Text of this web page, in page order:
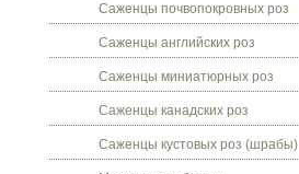
Саженцы почвопокровных роз
Саженцы английских роз
Саженцы миниатюрных роз
Саженцы канадских роз
Саженцы кустовых роз (шрабы)